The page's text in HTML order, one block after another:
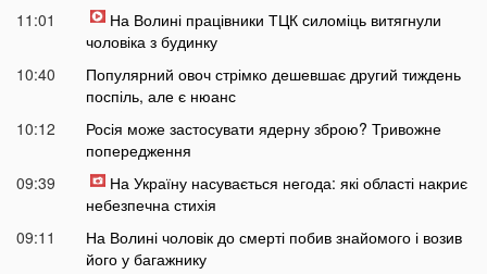
11:01
На Волині працівники ТЦК силоміць витягнули
чоловіка з будинку
10:40
Популярний овоч стрімко дешевшає другий тиждень
поспіль, але є нюанс
10:12
Росія може застосувати ядерну зброю? Тривожне
попередження
09:39
На Україну насувається негода: які області накриє
небезпечна стихія
09:11
На Волині чоловік до смерті побив знайомого і возив
його у багажнику